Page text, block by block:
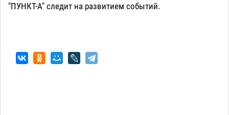
"ПУНКТ-А" следит на развитием событий.